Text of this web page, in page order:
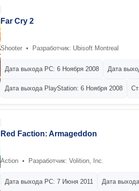
Far Cry 2
Shooter • Разработчик: Ubisoft Montreal
Дата выхода PC: 6 Ноября 2008 Дата
Дата выхода PlayStation: 6 Ноября 2008
Red Faction: Armageddon
Action • Разработчик: Volition, Inc.
Дата выхода PC: 7 Июня 2011 Дата